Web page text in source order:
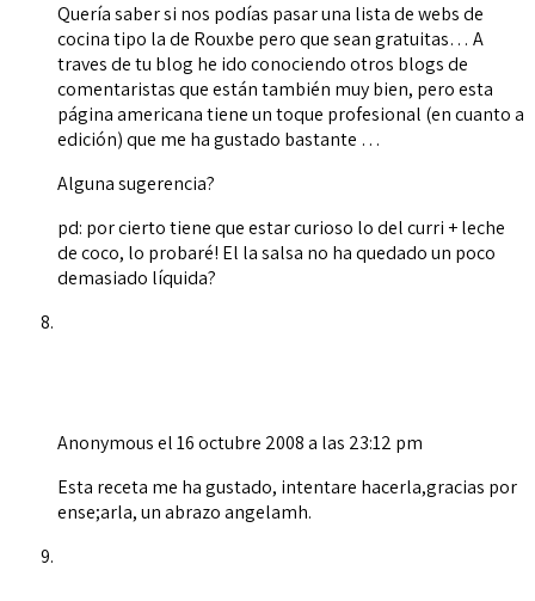
Quería saber si nos podías pasar una lista de webs de
cocina tipo la de Rouxbe pero que sean gratuitas… A
traves de tu blog he ido conociendo otros blogs de
comentaristas que están también muy bien, pero esta
página americana tiene un toque profesional (en cuanto a
edición) que me ha gustado bastante …
Alguna sugerencia?
pd: por cierto tiene que estar curioso lo del curri + leche
de coco, lo probaré! El la salsa no ha quedado un poco
demasiado líquida?
Anonymousel 16 octubre 2008 a las 23:12 pm
Esta receta me ha gustado, intentare hacerla,gracias por
ense;arla, un abrazo angelamh.